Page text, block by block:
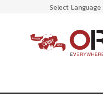
Select Language